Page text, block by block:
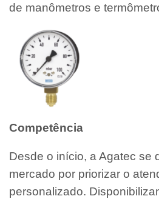
de manômetros e
Competência
Desde o início, a Agatec se
mercado por priorizar o
personalizado.